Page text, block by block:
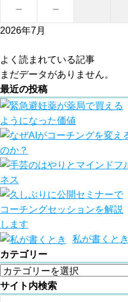
－ －
2026年7月
よく読まれている記事
まだデータがありません。
最近の投稿
私が書くとき
カテゴリー
サイト内検索